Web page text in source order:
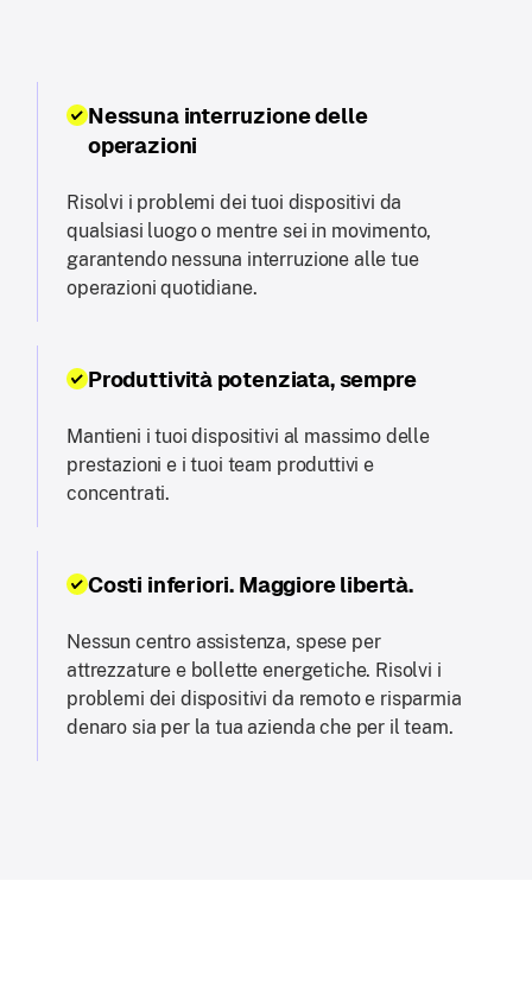
Nessuna interruzione delle
operazioni
Risolvi i problemi dei tuoi dispositivi da
qualsiasi luogo o mentre sei in movimento,
garantendo nessuna interruzione alle tue
operazioni quotidiane.
Produttività potenziata, sempre
Mantieni i tuoi dispositivi al massimo delle
prestazioni e i tuoi team produttivi e
concentrati.
Costi inferiori. Maggiore libertà.
Nessun centro assistenza, spese per
attrezzature e bollette energetiche. Risolvi i
problemi dei dispositivi da remoto e risparmia
denaro sia per la tua azienda che per il team.